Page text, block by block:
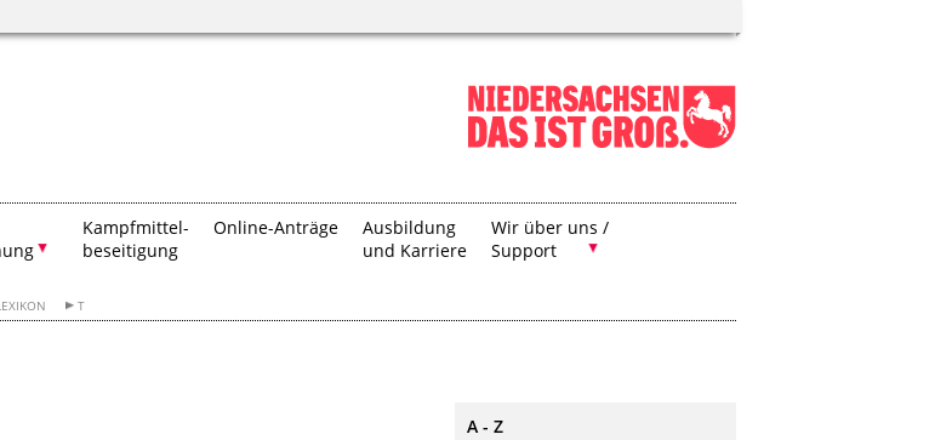
Kampfmittel-
beseitigung
Online-Anträge
Ausbildung
und Karriere
Wir über uns /
Support
T
A - Z